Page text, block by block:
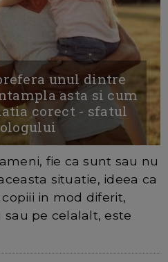
unul dintre
asta si cum
corect - sfatul
fie ca sunt sau nu
situatie, ideea ca
in mod diferit,
pe celalalt, este